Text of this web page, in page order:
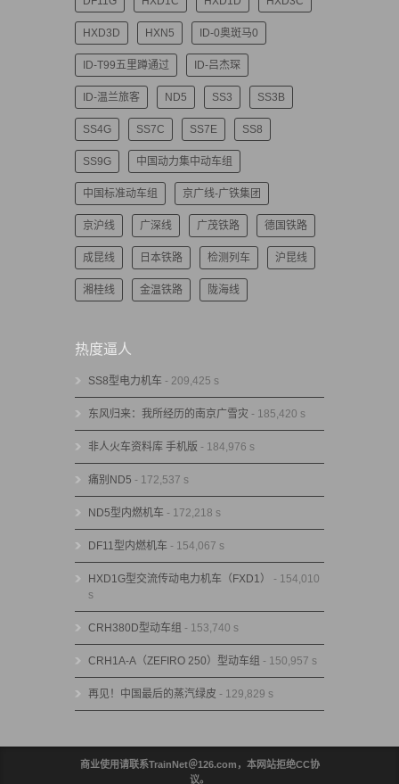
HXD3D HXN5 ID-0奥斑马0
ID-T99五里蹲通过 ID-吕杰琛
ID-温兰旅客 ND5 SS3 SS3B
SS4G SS7C SS7E SS8
SS9G 中国动力集中动车组
中国标准动车组 京广线-广铁集团
京沪线 广深线 广茂铁路 德国铁路
成昆线 日本铁路 检测列车 沪昆线
湘桂线 金温铁路 陇海线
热度逼人
SS8型电力机车 - 209,425 s
东风归来：我所经历的南京广雪灾 - 185,420 s
非人火车资料库 手机版 - 184,976 s
痛别ND5 - 172,537 s
ND5型内燃机车 - 172,218 s
DF11型内燃机车 - 154,067 s
HXD1G型交流传动电力机车（FXD1）
- 154,010
s
CRH380D型动车组 - 153,740 s
CRH1A-A（ZEFIRO 250）型动车组 - 150,957 s
再见！中国最后的蒸汽绿皮 - 129,829 s
商业使用请联系TrainNet＠126.com，本网站拒绝CC协
议。